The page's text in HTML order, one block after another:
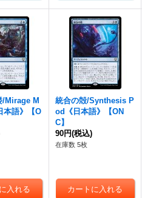
/Mirage M
本語》【O
統合の殻/Synthesis P
od《日本語》【ON
C】
90円(税込)
在庫数 5枚